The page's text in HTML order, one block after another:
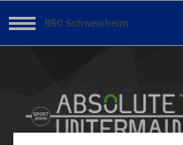
BSC Schweinheim